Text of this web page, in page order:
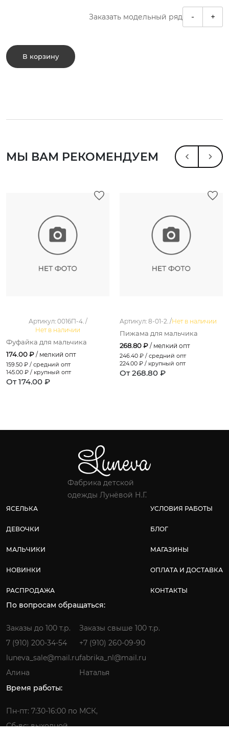
Заказать модельный ряд - +
В корзину
МЫ ВАМ РЕКОМЕНДУЕМ
Артикул: 0016П-4. /
Нет в наличии
Фуфайка для мальчика
174.00 ₽ / мелкий опт
159.50 ₽ / средний опт
145.00 ₽ / крупный опт
От 174.00 ₽
Артикул: 8-01-2. /Нет в наличии
Пижама для мальчика
268.80 ₽ / мелкий опт
246.40 ₽ / средний опт
224.00 ₽ / крупный опт
От 268.80 ₽
Фабрика детской
одежды Лунёвой Н.Г.
ЯСЕЛЬКА
ДЕВОЧКИ
МАЛЬЧИКИ
НОВИНКИ
РАСПРОДАЖА
УСЛОВИЯ РАБОТЫ
БЛОГ
МАГАЗИНЫ
ОПЛАТА И ДОСТАВКА
КОНТАКТЫ
По вопросам обращаться:
Заказы до 100 т.р.
7 (910) 200-34-54
luneva_sale@mail.ru
Алина
Заказы свыше 100 т.р.
+7 (910) 260-09-90
fabrika_nl@mail.ru
Наталья
Время работы:
Пн-пт: 7:30-16:00 по МСК,
Сб-вс: выходной